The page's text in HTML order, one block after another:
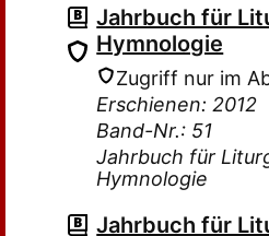
Jahrbuch für
Hymnologie
Zugriff nur im
Erschienen: 2012
Band-Nr.: 51
Jahrbuch für
Hymnologie
Jahrbuch für